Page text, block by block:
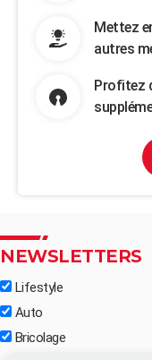
Mettez
autres
Profitez
NEWSLETTERS
Lifestyle
Auto
Bricolage